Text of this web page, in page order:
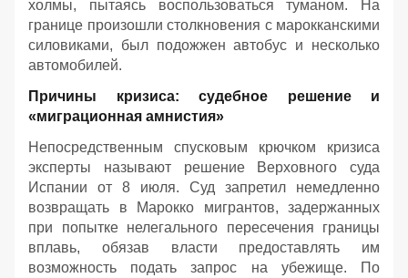
холмы, пытаясь воспользоваться туманом. На
границе произошли столкновения с марокканскими
силовиками, был подожжен автобус и несколько
автомобилей.
Причины кризиса: судебное решение и
«миграционная амнистия»
Непосредственным спусковым крючком кризиса
эксперты называют решение Верховного суда
Испании от 8 июля. Суд запретил немедленно
возвращать в Марокко мигрантов, задержанных
при попытке нелегального пересечения границы
вплавь, обязав власти предоставлять им
возможность подать запрос на убежище. По